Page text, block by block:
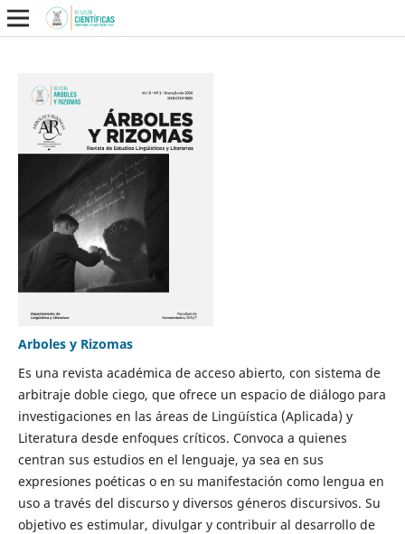
Arboles y Rizomas
Es una revista académica de acceso abierto, con sistema de
arbitraje doble ciego, que ofrece un espacio de diálogo para
investigaciones en las áreas de Lingüística (Aplicada) y
Literatura desde enfoques críticos. Convoca a quienes
centran sus estudios en el lenguaje, ya sea en sus
expresiones poéticas o en su manifestación como lengua en
uso a través del discurso y diversos géneros discursivos. Su
objetivo es estimular, divulgar y contribuir al desarrollo de